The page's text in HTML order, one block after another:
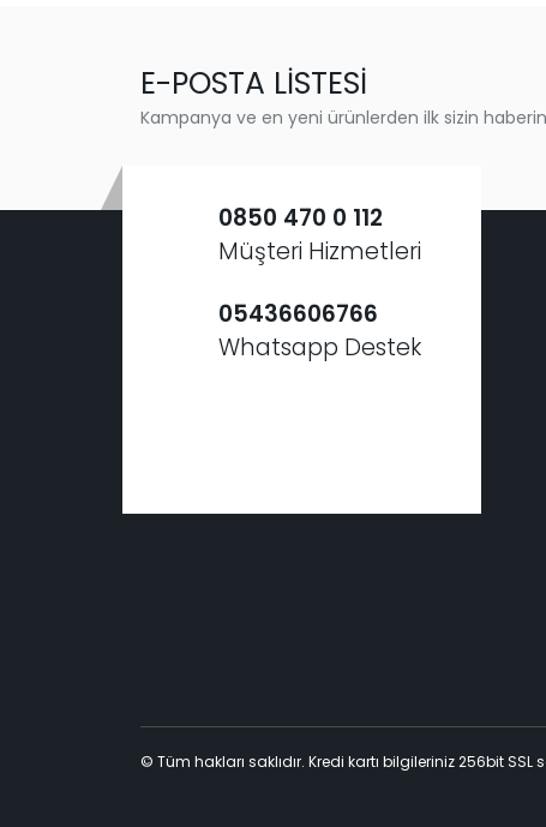
E-POSTA LİSTESİ
Kampanya ve en yeni ürünlerden ilk sizin
0850 470 0 112
Müşteri Hizmetleri
05436606766
Whatsapp Destek
© Tüm hakları saklıdır. Kredi kartı bilgileriniz 256bit SSL